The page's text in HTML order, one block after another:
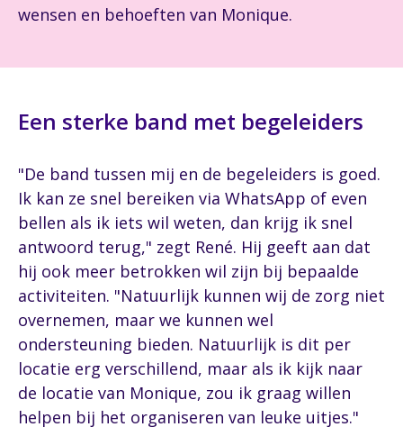
wensen en behoeften van Monique.
Een sterke band met begeleiders
"De band tussen mij en de begeleiders is goed.
Ik kan ze snel bereiken via WhatsApp of even
bellen als ik iets wil weten, dan krijg ik snel
antwoord terug," zegt René. Hij geeft aan dat
hij ook meer betrokken wil zijn bij bepaalde
activiteiten. "Natuurlijk kunnen wij de zorg niet
overnemen, maar we kunnen wel
ondersteuning bieden. Natuurlijk is dit per
locatie erg verschillend, maar als ik kijk naar
de locatie van Monique, zou ik graag willen
helpen bij het organiseren van leuke uitjes."